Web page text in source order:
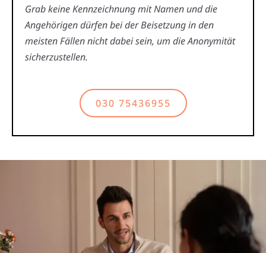
Grab keine Kennzeichnung mit Namen und die
Angehörigen dürfen bei der Beisetzung in den
meisten Fällen nicht dabei sein, um die Anonymität
sicherzustellen.
030 75436955